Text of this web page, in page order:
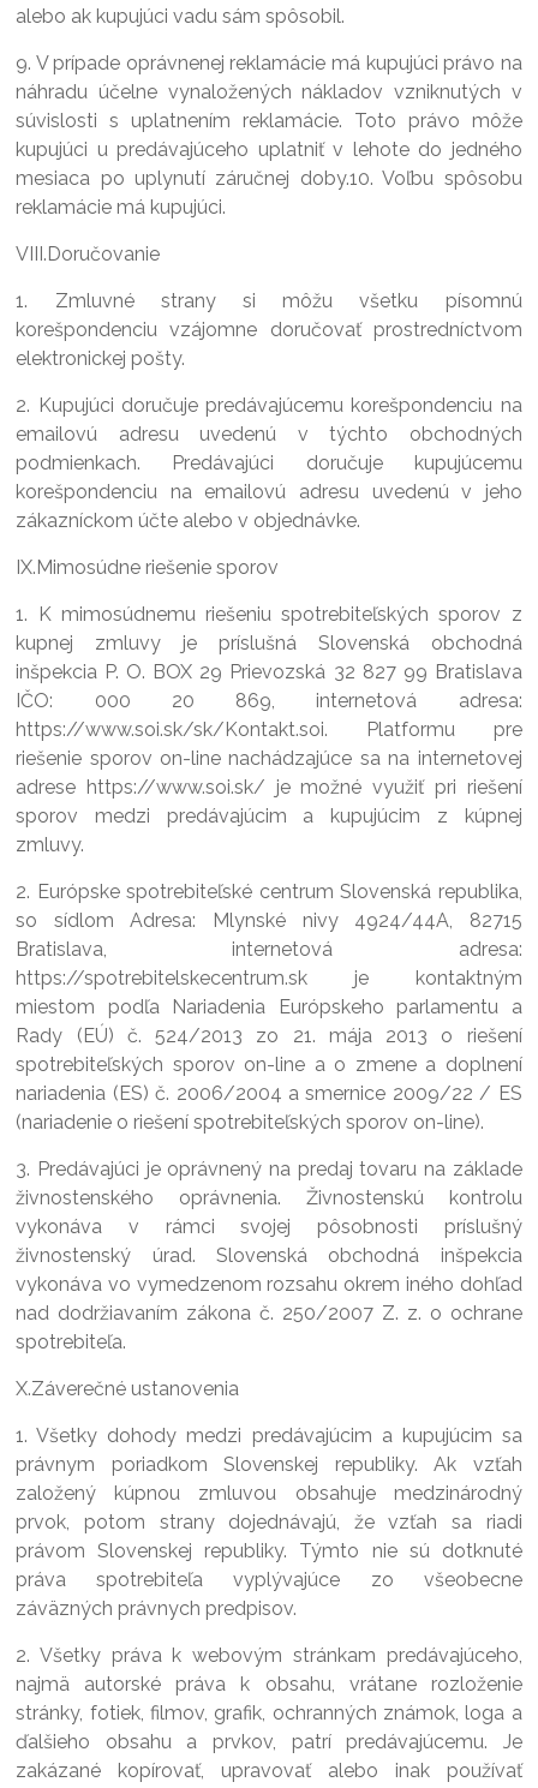
alebo ak kupujúci vadu sám spôsobil.
9. V prípade oprávnenej reklamácie má kupujúci právo na
náhradu účelne vynaložených nákladov vzniknutých v
súvislosti s uplatnením reklamácie. Toto právo môže
kupujúci u predávajúceho uplatniť v lehote do jedného
mesiaca po uplynutí záručnej doby.10. Voľbu spôsobu
reklamácie má kupujúci.
VIII.Doručovanie
1. Zmluvné strany si môžu všetku písomnú
korešpondenciu vzájomne doručovať prostredníctvom
elektronickej pošty.
2. Kupujúci doručuje predávajúcemu korešpondenciu na
emailovú adresu uvedenú v týchto obchodných
podmienkach. Predávajúci doručuje kupujúcemu
korešpondenciu na emailovú adresu uvedenú v jeho
zákazníckom účte alebo v objednávke.
IX.Mimosúdne riešenie sporov
1. K mimosúdnemu riešeniu spotrebiteľských sporov z
kupnej zmluvy je príslušná Slovenská obchodná
inšpekcia P. O. BOX 29 Prievozská 32 827 99 Bratislava
IČO: 000 20 869, internetová adresa:
https://www.soi.sk/sk/Kontakt.soi. Platformu pre
riešenie sporov on-line nachádzajúce sa na internetovej
adrese https://www.soi.sk/ je možné využiť pri riešení
sporov medzi predávajúcim a kupujúcim z kúpnej
zmluvy.
2. Európske spotrebiteľské centrum Slovenská republika,
so sídlom Adresa: Mlynské nivy 4924/44A, 82715
Bratislava, internetová adresa:
https://spotrebitelskecentrum.sk je kontaktným
miestom podľa Nariadenia Európskeho parlamentu a
Rady (EÚ) č. 524/2013 zo 21. mája 2013 o riešení
spotrebiteľských sporov on-line a o zmene a doplnení
nariadenia (ES) č. 2006/2004 a smernice 2009/22 / ES
(nariadenie o riešení spotrebiteľských sporov on-line).
3. Predávajúci je oprávnený na predaj tovaru na základe
živnostenského oprávnenia. Živnostenskú kontrolu
vykonáva v rámci svojej pôsobnosti príslušný
živnostenský úrad. Slovenská obchodná inšpekcia
vykonáva vo vymedzenom rozsahu okrem iného dohľad
nad dodržiavaním zákona č. 250/2007 Z. z. o ochrane
spotrebiteľa.
X.Záverečné ustanovenia
1. Všetky dohody medzi predávajúcim a kupujúcim sa
právnym poriadkom Slovenskej republiky. Ak vzťah
založený kúpnou zmluvou obsahuje medzinárodný
prvok, potom strany dojednávajú, že vzťah sa riadi
právom Slovenskej republiky. Týmto nie sú dotknuté
práva spotrebiteľa vyplývajúce zo všeobecne
záväzných právnych predpisov.
2. Všetky práva k webovým stránkam predávajúceho,
najmä autorské práva k obsahu, vrátane rozloženie
stránky, fotiek, filmov, grafik, ochranných známok, loga a
ďalšieho obsahu a prvkov, patrí predávajúcemu. Je
zakázané kopírovať, upravovať alebo inak používať